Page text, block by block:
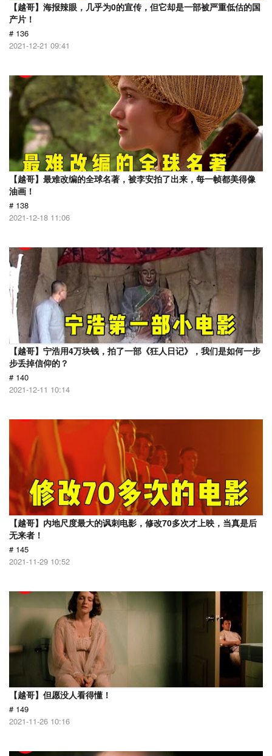
【越哥】海报辣眼，几乎为0的宣传，但它却是一部被严重低估的国
产片！
# 136
2021-12-21 09:41
【越哥】最难改编的全球名著，被李安拍了出来，每一帧都美得像
油画！
# 138
2021-12-18 11:06
【越哥】宁浩用4万块钱，拍了一部《狂人日记》，我们是如何一步
步丢掉信仰的？
# 140
2021-12-11 10:14
【越哥】内地尺度最大的讽刺电影，修改70多次才上映，当真是后
无来者！
# 145
2021-11-29 10:52
【越哥】但愿没人看得懂！
# 149
2021-11-26 10:16